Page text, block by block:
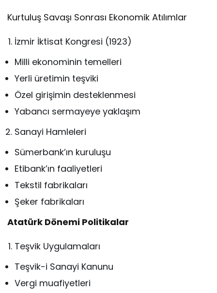
Kurtuluş Savaşı Sonrası Ekonomik Atılımlar
İzmir İktisat Kongresi (1923)
Milli ekonominin temelleri
Yerli üretimin teşviki
Özel girişimin desteklenmesi
Yabancı sermayeye yaklaşım
Sanayi Hamleleri
Sümerbank’ın kuruluşu
Etibank’ın faaliyetleri
Tekstil fabrikaları
Şeker fabrikaları
Atatürk Dönemi Politikalar
Teşvik Uygulamaları
Teşvik-i Sanayi Kanunu
Vergi muafiyetleri